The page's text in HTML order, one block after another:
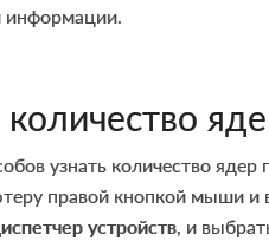
информации.
количество
узнать количество
правой кнопкой мыши и
устройств, и